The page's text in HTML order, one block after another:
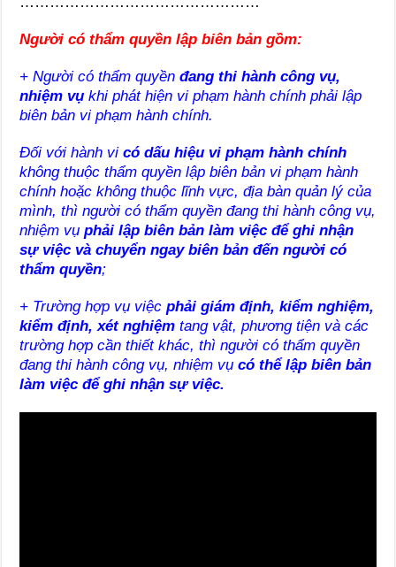
Người có thẩm quyền lập biên bản gồm:
+ Người có thẩm quyềnđang thi hành công vụ,
nhiệm vụ khi phát hiện vi phạm hành chính phải lập
biên bản vi phạm hành chính.
Đối với hành vicó dấu hiệu vi phạm hành chính
không thuộc thẩm quyền lập biên bản vi phạm hành
chính hoặc không thuộc lĩnh vực, địa bàn quản lý của
mình, thì người có thẩm quyền đang thi hành công vụ,
nhiệm vụphải lập biên bản làm việc để ghi nhận
sự việc và chuyển ngay biên bản đến người có
thẩm quyền;
+ Trường hợp vụ việcphải giám định, kiểm nghiệm,
kiểm định, xét nghiệmtang vật, phương tiện và các
trường hợp cần thiết khác, thì người có thẩm quyền
đang thi hành công vụ, nhiệm vụcó thể lập biên bản
làm việc để ghi nhận sự việc.